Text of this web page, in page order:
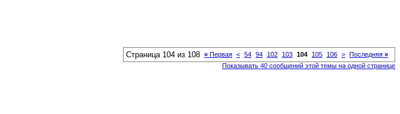
Страница 104 из 108 « Первая < 54 94 102 103 104 105 106 > Последняя »
Показывать 40 сообщений этой темы на одной странице